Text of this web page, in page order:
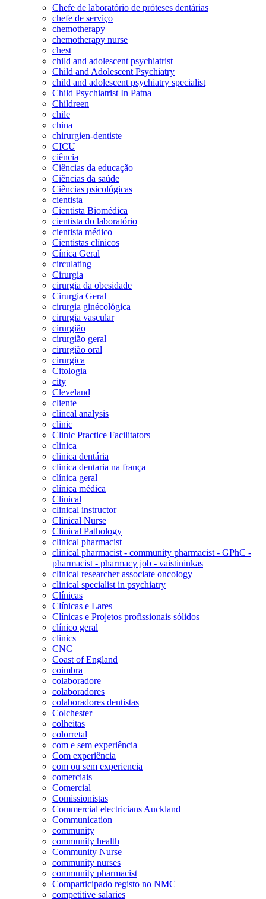
Chefe de laboratório de próteses dentárias
chefe de serviço
chemotherapy
chemotherapy nurse
chest
child and adolescent psychiatrist
Child and Adolescent Psychiatry
child and adolescent psychiatry specialist
Child Psychiatrist In Patna
Childreen
chile
china
chirurgien-dentiste
CICU
ciência
Ciências da educação
Ciências da saúde
Ciências psicológicas
cientista
Cientista Biomédica
cientista do laboratório
cientista médico
Cientistas clínicos
Cínica Geral
circulating
Cirurgia
cirurgia da obesidade
Cirurgia Geral
cirurgia ginécológica
cirurgia vascular
cirurgião
cirurgião geral
cirurgião oral
cirurgica
Citologia
city
Cleveland
cliente
clincal analysis
clinic
Clinic Practice Facilitators
clinica
clinica dentária
clinica dentaria na frança
clínica geral
clínica médica
Clinical
clinical instructor
Clinical Nurse
Clinical Pathology
clinical pharmacist
clinical pharmacist - community pharmacist - GPhC -
pharmacist - pharmacy job - vaistininkas
clinical researcher associate oncology
clinical specialist in psychiatry
Clínicas
Clínicas e Lares
Clínicas e Projetos profissionais sólidos
clínico geral
clinics
CNC
Coast of England
coimbra
colaboradore
colaboradores
colaboradores dentistas
Colchester
colheitas
colorretal
com e sem experiência
Com experiência
com ou sem experiencia
comerciais
Comercial
Comissionistas
Commercial electricians Auckland
Communication
community
community health
Community Nurse
community nurses
community pharmacist
Comparticipado registo no NMC
competitive salaries